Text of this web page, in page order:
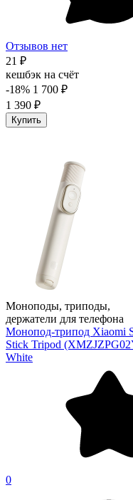
Отзывов нет
21 ₽
кешбэк на счёт
-18% 1 700 ₽
1 390 ₽
Купить
Моноподы, триподы,
держатели для телефона
Монопод-трипод Xiaomi
Stick Tripod
White
0